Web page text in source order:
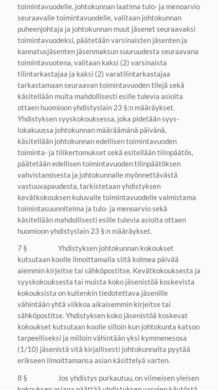
toimintavuodelle, johtokunnan laatima tulo- ja menoarvio
seuraavalle toimintavuodelle, valitaan johtokunnan
puheenjohtaja ja johtokunnan muut jäsenet seuraavaksi
toimintavuodeksi, päätetään varsinaisten jäsenten ja
kannatusjäsenten jäsenmaksun suuruudesta seuraavana
toimintavuotena, valitaan kaksi (2) varsinaista
tilintarkastajaa ja kaksi (2) varatilintarkastajaa
tarkastamaan seuraavan toimintavuoden tilejä sekä
käsitellään muita mahdollisesti esille tulevia asioita
ottaen huomioon yhdistyslain 23 §:n määräykset.
Yhdistyksen syyskokouksessa, joka pidetään syys-
lokakuussa johtokunnan määräämänä päivänä,
käsitellään johtokunnan edellisen toimintavuoden
toiminta- ja tilikertomukset sekä esitellään tilinpäätös,
päätetään edellisen toimintavuoden tilinpäätöksen
vahvistamisesta ja johtokunnalle myönnettävästä
vastuuvapaudesta, tarkistetaan yhdistyksen
kevätkokouksen kuluvalle toimintavuodelle valmistama
toimintasuunnitelma ja tulo- ja menoarvio sekä
käsitellään mahdollisesti esille tulevia asioita ottaen
huomioon yhdistyslain 23 §:n määräykset.
7 § Yhdistyksen johtokunnan kokoukset
kutsutaan koolle ilmoittamalla siitä kolmea päivää
aiemmin kirjeitse tai sähköpostitse. Kevätkokouksesta ja
syyskokouksesta tai muista koko jäsenistöä koskevista
kokouksista on kuitenkin tiedotettava jäsenille
vähintään yhtä viikkoa aikaisemmin kirjeitse tai
sähköpostitse. Yhdistyksen koko jäsenistöä koskevat
kokoukset kutsutaan koolle silloin kun johtokunta katsoo
tarpeelliseksi ja milloin vähintään yksi kymmenesosa
(1/10) jäsenistä sitä kirjallisesti johtokunnalta pyytää
erikseen ilmoittamansa asian käsittelyä varten.
8 § Jos yhdistys purkautuu, on viimeisen yleisen